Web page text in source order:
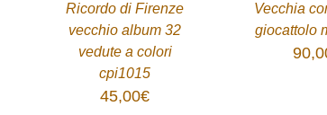
Ricordo di Firenze
vecchio album 32
vedute a colori
cpi1015
45,00€
Vecchia
giocattolo